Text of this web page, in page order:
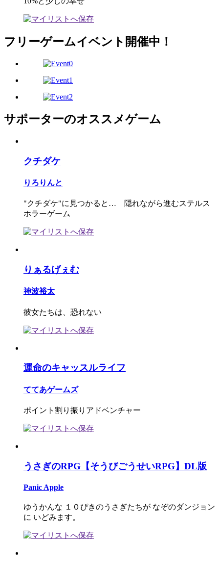
フリーゲームイベント開催中！
サポーターのオススメゲーム
クチダケ
りろりんと
"クチダケ"に見つかると… 隠れながら進むステルス
ホラーゲーム
りぁるげぇむ
神波裕太
彼女たちは、恐れない
運命のキャッスルライフ
ててあゲームズ
ポイント割り振りアドベンチャー
うさぎのRPG【そうびごうせいRPG】DL版
Panic Apple
ゆうかんな １０ぴきのうさぎたちが なぞのダンジョン
に いどみます。